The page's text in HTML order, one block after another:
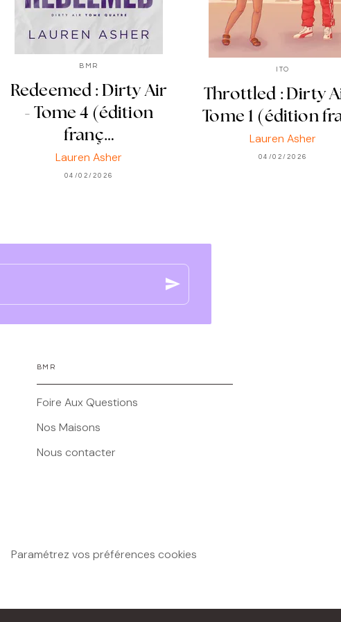
BMR
Redeemed : Dirty Air
- Tome 4 (édition
franç…
Lauren Asher
04/02/2026
ITO
Throttled : Dirty
Tome 1 (édition
Lauren Asher
04/02/2026
send
BMR
Foire Aux Questions
Nos Maisons
Nous contacter
Paramétrez vos préférences cookies